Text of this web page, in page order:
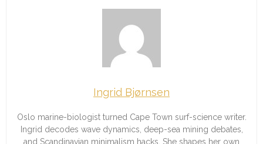
Ingrid Bjørnsen
Oslo marine-biologist turned Cape Town surf-science writer.
Ingrid decodes wave dynamics, deep-sea mining debates,
and Scandinavian minimalism hacks. She shapes her own